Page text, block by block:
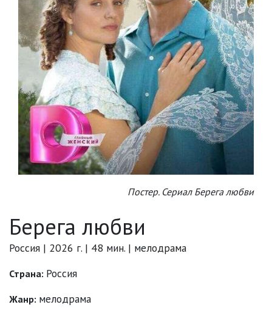
Постер. Сериал Берега любви
Берега любви
Россия | 2026 г. | 48 мин. | мелодрама
Страна: Россия
Жанр: мелодрама